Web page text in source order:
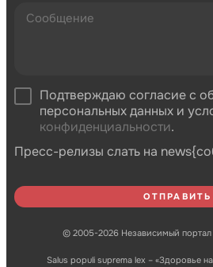
Подтверждаю согласие с
персональных данных и
конфиденциальности.
Пресс-релизы слать на
© 2005-2026 Независимый портал
Salus populi suprema lex – «Здоровье